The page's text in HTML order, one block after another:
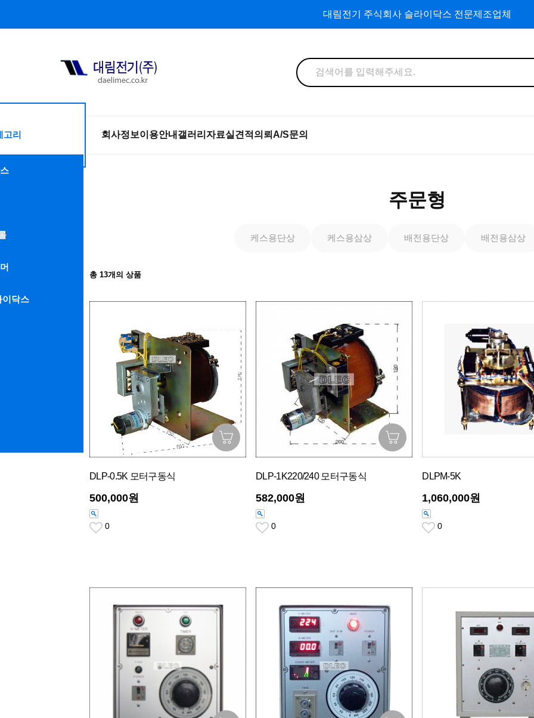
대림전기 주식회사 슬라이닥스 전문제조업체
고리 회사정보이용안내 갤러리 자료실 견적의뢰 A/S문의
이닥스
주문형
케스용단상 케스용삼상 배전용단상 배전용삼상
총 13개의 상품
DLP-0.5K 모터구동식
500,000원
0
DLP-1K220/240 모터구동식
582,000원
0
DLPM-5K
1,060,000원
0